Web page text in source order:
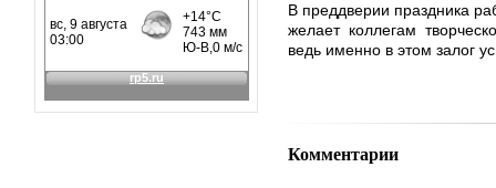
В преддверии праздника
желает коллегам
ведь именно в этом залог
Комментарии